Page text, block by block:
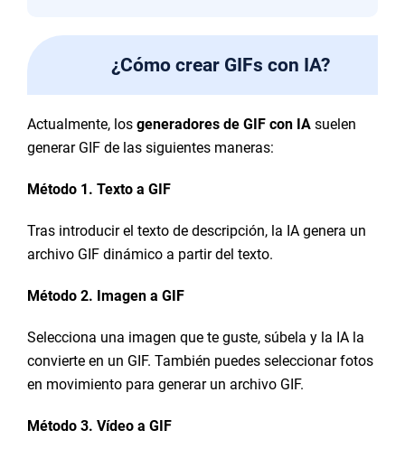
¿Cómo crear GIFs con IA?
Actualmente, los generadores de GIF con IA suelen
generar GIF de las siguientes maneras:
Método 1. Texto a GIF
Tras introducir el texto de descripción, la IA genera un
archivo GIF dinámico a partir del texto.
Método 2. Imagen a GIF
Selecciona una imagen que te guste, súbela y la IA la
convierte en un GIF. También puedes seleccionar fotos
en movimiento para generar un archivo GIF.
Método 3. Vídeo a GIF